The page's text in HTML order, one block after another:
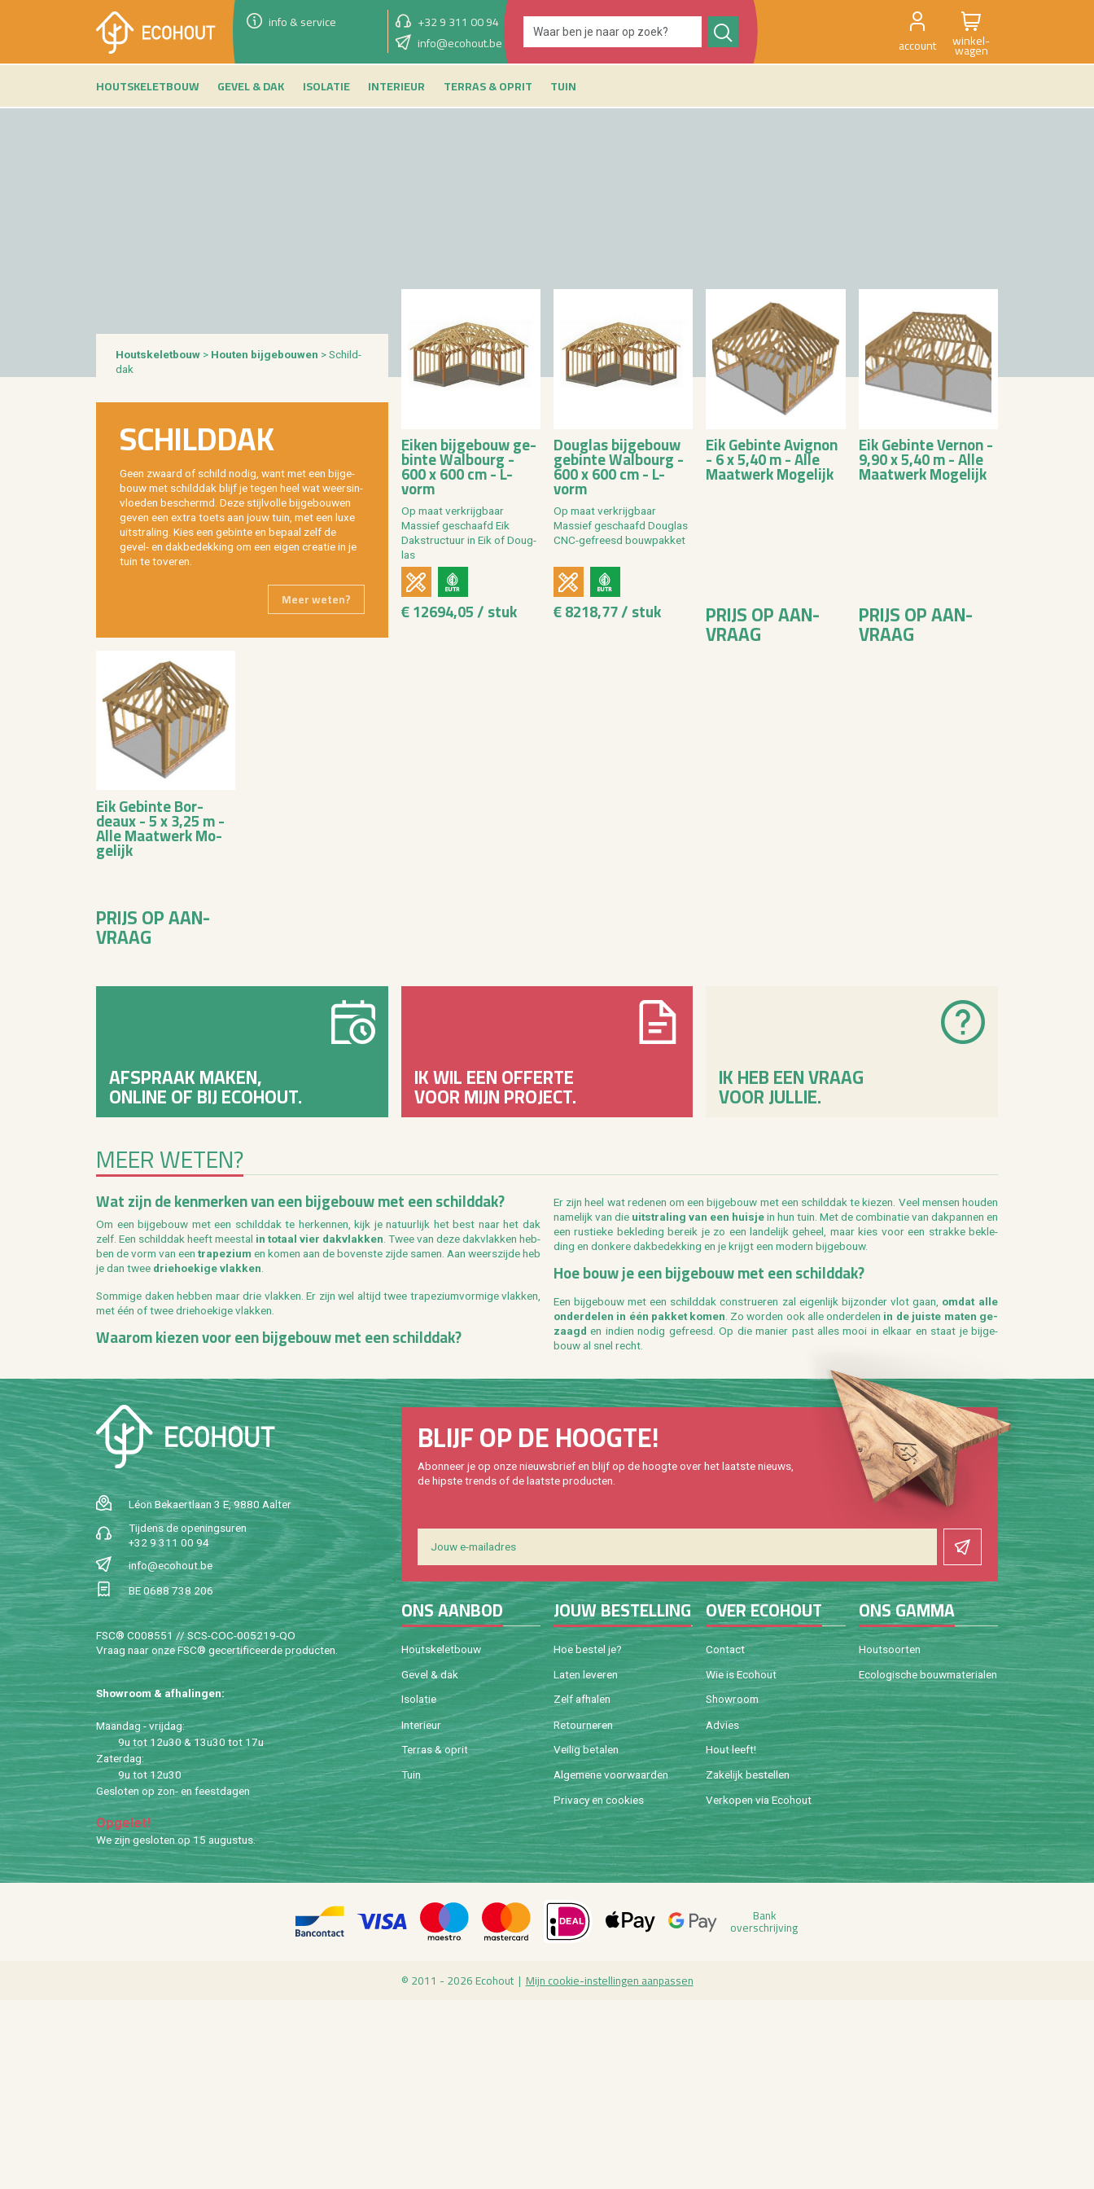
info & service +32 9 311 00 94
showroom overmorgen
info@ecohout.be
9u - 12u30 & 13u30 - 17u account winkel-
wagen
HOUTSKELETBOUW
GEVEL & DAK ISOLATIE INTERIEUR TERRAS & OPRIT TUIN
Houtske­let­bouw > Hou­ten bij­ge­bou­wen > Schild­
dak
SCHILD­DAK
Geen zwaard of schild nodig, want met een bij­ge­
bouw met schild­dak blijf je tegen heel wat weers­in­
vloe­den be­schermd. Deze stijl­vol­le bij­ge­bou­wen
geven een extra toets aan jouw tuin, met een luxe
uit­stra­ling. Kies een ge­bin­te en be­paal zelf de
gevel- en dak­be­dek­king om een eigen cre­a­tie in je
tuin te to­ve­ren.
Meer weten?
Eiken bij­ge­bouw ge­
bin­te Wal­bourg -
600 x 600 cm - L-
vorm
Op maat ver­krijg­baar
Mas­sief ge­schaafd Eik
Dak­struc­tuur in Eik of Dou­g­
las
€ 12694,05 / stuk
Dou­g­las bij­ge­bouw
ge­bin­te Wal­bourg -
600 x 600 cm - L-
vorm
Op maat ver­krijg­baar
Mas­sief ge­schaafd Dou­g­las
CNC-ge­freesd bouw­pak­ket
€ 8218,77 / stuk
Eik Ge­bin­te Avig­non
- 6 x 5,40 m - Alle
Maat­werk Mo­ge­lijk
PRIJS OP AAN­
VRAAG
Eik Ge­bin­te Ver­non -
9,90 x 5,40 m - Alle
Maat­werk Mo­ge­lijk
PRIJS OP AAN­
VRAAG
Eik Ge­bin­te Bor­
deaux - 5 x 3,25 m -
Alle Maat­werk Mo­
ge­lijk
PRIJS OP AAN­
VRAAG
AFSPRAAK MAKEN,
ONLINE OF BIJ ECOHOUT.
IK WIL EEN OFFERTE
VOOR MIJN PROJECT.
IK HEB EEN VRAAG
VOOR JULLIE.
MEER WETEN?
Wat zijn de ken­mer­ken van een bij­ge­bouw met een schild­dak?
Om een bij­ge­bouw met een schild­dak te her­ken­nen, kijk je na­tuur­lijk het best naar het dak
zelf. Een schild­dak heeft mee­st­al in to­taal vier dak­vlak­ken. Twee van deze dak­vlak­ken heb­
ben de vorm van een tra­pe­zi­um en komen aan de bo­ven­ste zijde samen. Aan weers­zij­de heb
je dan twee drie­hoe­ki­ge vlak­ken.
Som­mi­ge daken heb­ben maar drie vlak­ken. Er zijn wel al­tijd twee tra­pe­zi­um­vor­mi­ge vlak­ken,
met één of twee drie­hoe­ki­ge vlak­ken.
Waar­om kie­zen voor een bij­ge­bouw met een schild­dak?
Er zijn heel wat re­de­nen om een bij­ge­bouw met een schild­dak te kie­zen. Veel men­sen hou­den
na­me­lijk van die uit­stra­ling van een huis­jein hun tuin. Met de com­bi­na­tie van dak­pan­nen en
een rus­tie­ke be­kle­ding be­reik je zo een lan­de­lijk ge­heel, maar kies voor een strak­ke be­kle­
ding en don­ke­re dak­be­dek­king en je krijgt een mo­dern bij­ge­bouw.
Hoe bouw je een bij­ge­bouw met een schild­dak?
Een bij­ge­bouw met een schild­dak con­stru­e­ren zal ei­gen­lijk bij­zon­der vlot gaan, omdat alle
on­der­de­len in één pak­ket komen . Zo wor­den ook alle on­der­de­len in de juis­te maten ge­
zaagd en in­dien nodig ge­freesd. Op die ma­nier past alles mooi in el­kaar en staat je bij­ge­
bouw al snel recht.
Léon Be­kaert­laan 3 E, 9880 Aal­ter
Tij­dens de ope­nings­uren
+32 9 311 00 94
info@​ecohout.​be
BE 0688 738 206
FSC® C008551 // SCS-COC-005219-QO
Vraag naar onze FSC® ge­cer­ti­fi­ceer­de pro­duc­ten.
Show­room & af­ha­lin­gen:
Maan­dag - vrij­dag:
9u tot 12u30 & 13u30 tot 17u
Za­ter­dag:
9u tot 12u30
Ge­slo­ten op zon- en feest­da­gen
Op­ge­let!
We zijn ge­slo­ten op 15 au­gus­tus.
BLIJF OP DE HOOG­TE!
Abon­neer je op onze nieuws­brief en blijf op de hoog­te over het laat­ste nieuws,
de hip­s­te trends of de laat­ste pro­duc­ten.
ONS AAN­BOD
Houtske­let­bouw
Gevel & dak
Iso­la­tie
In­te­ri­eur
Ter­ras & oprit
Tuin
JOUW BE­STEL­LING
Hoe be­stel je?
Laten le­ve­ren
Zelf af­ha­len
Re­tour­ne­ren
Vei­lig be­ta­len
Al­ge­me­ne voor­waar­den
Pri­va­cy en coo­kies
OVER ECO­HOUT
Con­tact
Wie is Eco­hout
Show­room
Ad­vies
Hout leeft!
Za­ke­lijk be­stel­len
Ver­ko­pen via Eco­hout
ONS GAMMA
Hout­soor­ten
Eco­lo­gi­sche bouw­ma­te­ri­a­len
Bank
over­schrij­ving
© 2011 - 2026 Eco­hout |Mijn coo­kie-in­stel­lin­gen aan­pas­sen